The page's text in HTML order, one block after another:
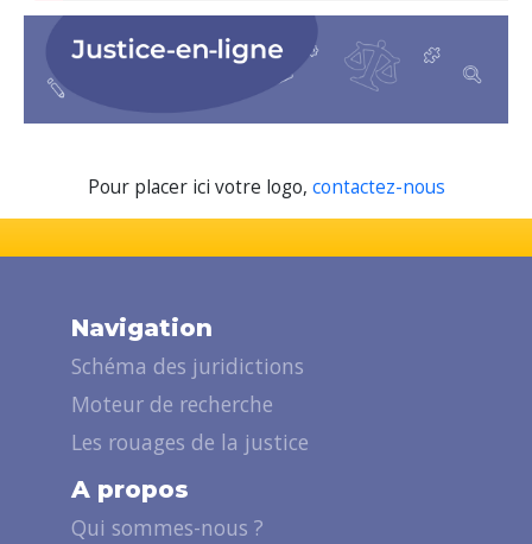
Pour placer ici votre logo, contactez-nous
Navigation
Schéma des juridictions
Moteur de recherche
Les rouages de la justice
A propos
Qui sommes-nous ?